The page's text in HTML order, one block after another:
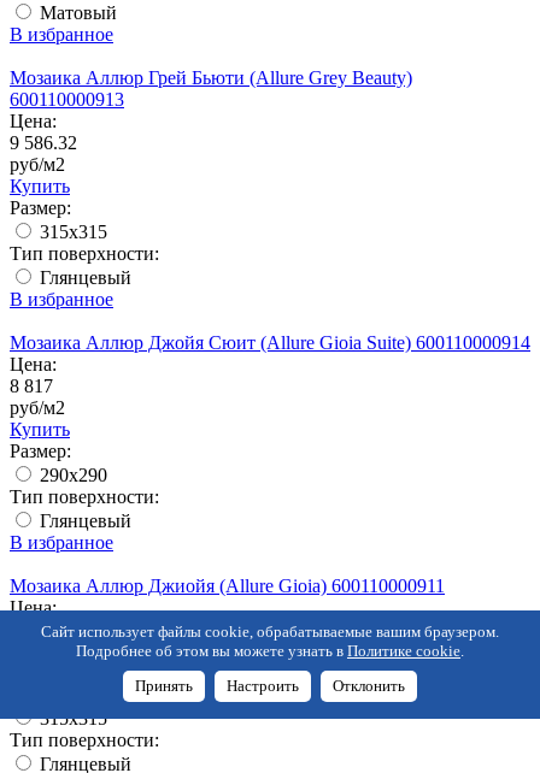
Матовый
В избранное
Мозаика Аллюр Грей Бьюти (Allure Grey Beauty)
600110000913
Цена:
9 586.32
руб/м2
Купить
Размер:
315x315
Тип поверхности:
Глянцевый
В избранное
Мозаика Аллюр Джойя Сюит (Allure Gioia Suite) 600110000914
Цена:
8 817
руб/м2
Купить
Размер:
290x290
Тип поверхности:
Глянцевый
В избранное
Мозаика Аллюр Джиойя (Allure Gioia) 600110000911
Цена:
9 586.32
315x315
Тип поверхности:
Глянцевый
Сайт использует файлы cookie, обрабатываемые вашим браузером.
Подробнее об этом вы можете узнать в Политике cookie.
Принять Настроить Отклонить